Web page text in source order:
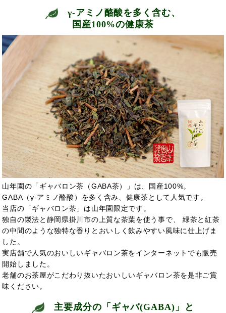
γ-アミノ酪酸を多く含む、
国産100%の健康茶
山年園の「ギャバロン茶（GABA茶）」は、国産100%。
GABA（γ-アミノ酪酸）を多く含み、健康茶として人気です。
当店の「ギャバロン茶」は山年園限定です。
独自の製法と静岡県掛川市の上質な茶葉を使う事で、 緑茶と紅茶
の中間のような独特な香りとおいしく飲みやすい風味に仕上げま
した。
実店舗で人気のおいしいギャバロン茶をインターネットでも販売
開始しました。
老舗のお茶屋がこだわり抜いたおいしいギャバロン茶を是非ご賞
味ください。
主要成分の「ギャバ(GABA)」と